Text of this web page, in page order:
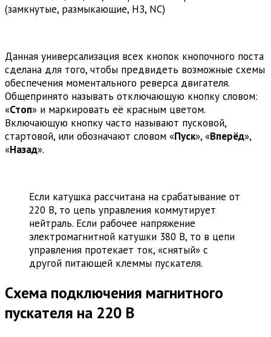
(замкнутые, размыкающие, НЗ, NC)
Данная универсализация всех кнопок кнопочного поста
сделана для того, чтобы предвидеть возможные схемы
обеспечения моментального реверса двигателя.
Общепринято называть отключающую кнопку словом:
«Стоп» и маркировать её красным цветом.
Включающую кнопку часто называют пусковой,
стартовой, или обозначают словом «Пуск», «Вперёд»,
«Назад».
Если катушка рассчитана на срабатывание от
220 В, то цепь управления коммутирует
нейтраль. Если рабочее напряжение
электромагнитной катушки 380 В, то в цепи
управления протекает ток, «снятый» с
другой питающей клеммы пускателя.
Схема подключения магнитного
пускателя на 220 В